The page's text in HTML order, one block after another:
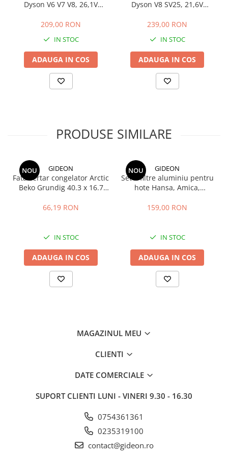
Dyson V6 V7 V8, 26,1V
incarcator aspirator vertical
209,00 RON
IN STOC
ADAUGA IN COS
Dyson V8 SV25, 21,6V
aspirator vertical
239,00 RON
IN STOC
ADAUGA IN COS
PRODUSE SIMILARE
NOU GIDEON
Fata sertar congelator Arctic
Beko Grundig 40.3 x 16.7
C00911422
66,19 RON
IN STOC
ADAUGA IN COS
NOU GIDEON
Set 2 filtre aluminiu pentru
hote Hansa, Amica,
filtru parte mobila,
159,00 RON
IN STOC
ADAUGA IN COS
MAGAZINUL MEU
CLIENTI
DATE COMERCIALE
SUPORT CLIENTI LUNI - VINERI 9.30 - 16.30
0754361361
0235319100
contact@gideon.ro